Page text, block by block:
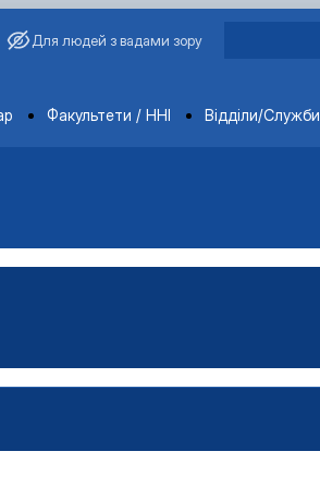
Для людей з вадами зору
Факультети / ННІ Відділи/Служби